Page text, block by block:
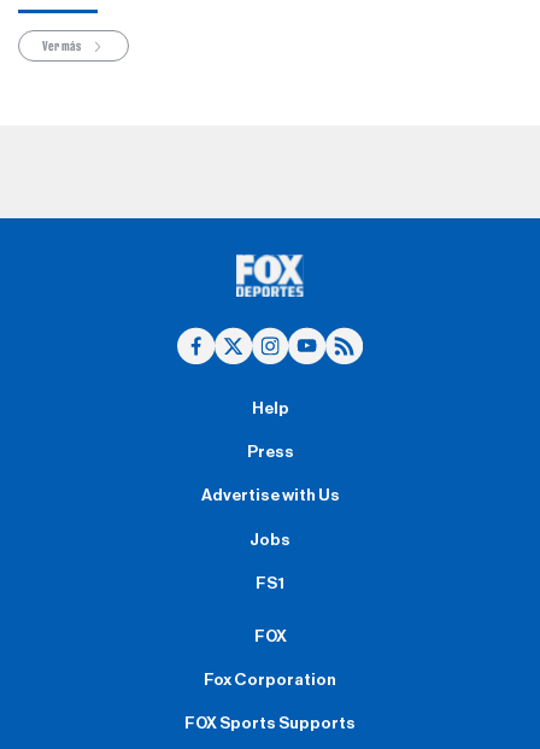
Ver más
Help
Press
Advertise with Us
Jobs
FS1
FOX
Fox Corporation
FOX Sports Supports